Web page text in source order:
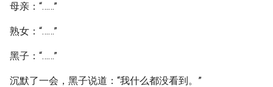
母亲：“……”
熟女：“……”
黑子：“……”
沉默了一会，黑子说道：“我什么都没看到。”